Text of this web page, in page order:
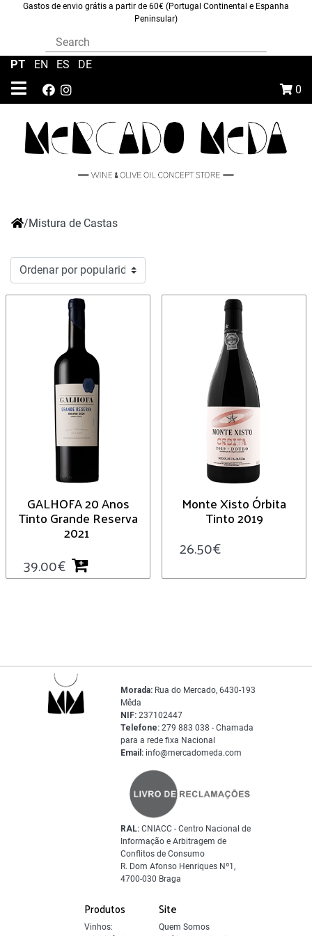
Gastos de envio grátis a partir de 60€ (Portugal Continental e Espanha
Peninsular)
0
PT EN ES DE
/Mistura de Castas
GALHOFA 20 Anos
Tinto Grande Reserva
2021
39.00€
Monte Xisto Órbita
Tinto 2019
26.50€
Produtos
Vinhos:
Site
Quem Somos
Morada: Rua do Mercado, 6430-193
Mêda
NIF: 237102447
Telefone: 279 883 038 - Chamada
para a rede fixa Nacional
Email: info@mercadomeda.com
RAL: CNIACC - Centro Nacional de
Informação e Arbitragem de
Conflitos de Consumo
R. Dom Afonso Henriques Nº1,
4700-030 Braga